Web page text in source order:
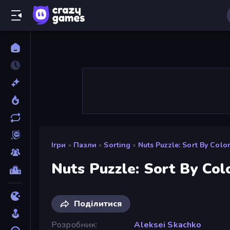
Ігри » Пазли » Sorting » Nuts Puzzle: Sort By Color
Nuts Puzzle: Sort By
Поділитися
Розробник
Aleksei Skachko